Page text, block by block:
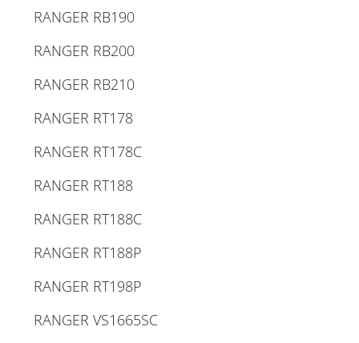
RANGER RB190
RANGER RB200
RANGER RB210
RANGER RT178
RANGER RT178C
RANGER RT188
RANGER RT188C
RANGER RT188P
RANGER RT198P
RANGER VS1665SC